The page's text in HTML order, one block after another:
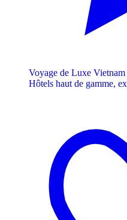
Voyage de Luxe Vietnam
Hôtels haut de gamme,